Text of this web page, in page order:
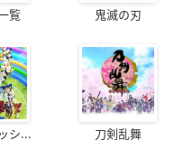
覧 鬼滅の刃
シ... 刀剣乱舞